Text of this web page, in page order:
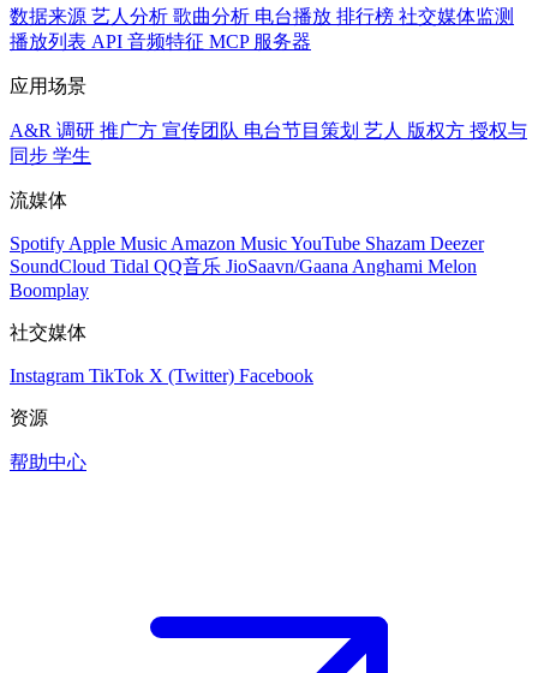
数据来源 艺人分析 歌曲分析 电台播放 排行榜 社交媒体监测
播放列表 API 音频特征 MCP 服务器
应用场景
A&R 调研 推广方 宣传团队 电台节目策划 艺人 版权方 授权与
同步 学生
流媒体
Spotify Apple Music Amazon MusicYouTube Shazam Deezer
SoundCloud Tidal QQ音乐 JioSaavn/Gaana Anghami Melon
Boomplay
社交媒体
Instagram TikTok X (Twitter) Facebook
资源
帮助中心